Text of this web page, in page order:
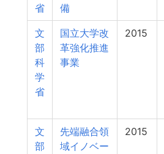
省
備
文
部
科
学
省
国立大学改
革強化推進
事業
2015
文
部
先端融合領
域イノベー
2015